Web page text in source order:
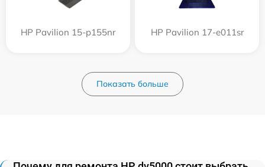
HP Pavilion 15-p155nr HP Pavilion 17-e011sr
Показать больше